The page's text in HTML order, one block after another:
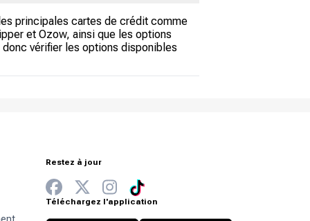
principales cartes de crédit comme
et Ozow, ainsi que les options
vérifier les options disponibles
Restez à jour
Téléchargez l'application